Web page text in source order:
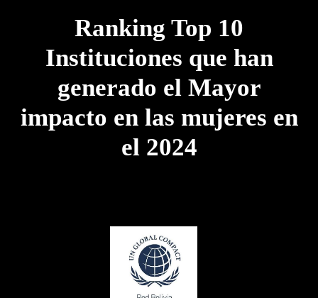
Ranking Top 10
Instituciones que han
generado el Mayor
impacto en las mujeres en
el 2024